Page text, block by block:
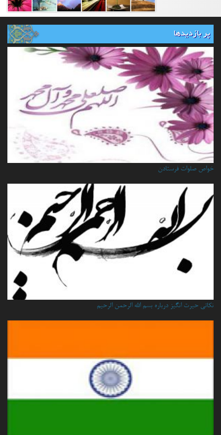
پر بازدیدها
خواص صلوات فرستادن
نكاتي حيرت انگيز درباره بسم الله الرحمن الرحيم